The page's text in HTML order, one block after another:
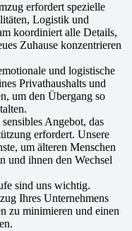
erfordert spezielle
Logistik und
koordiniert alle Details,
Zuhause konzentrieren
und logistische
Privathaushalts und
um den Übergang so
Angebot, das
erfordert. Unsere
um älteren Menschen
und ihnen den Wechsel
sind uns wichtig.
Ihres Unternehmens
zu minimieren und einen